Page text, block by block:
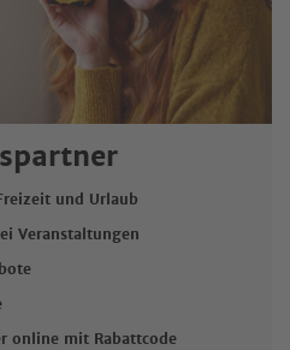
und Urlaub
Veranstaltungen
online mit Rabattcode